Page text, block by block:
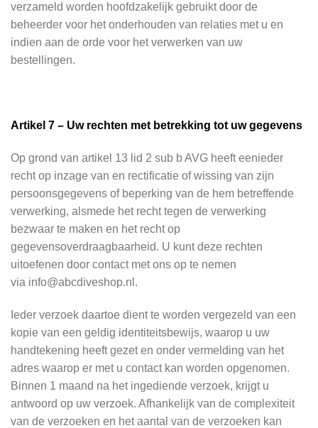
verzameld worden hoofdzakelijk gebruikt door de
beheerder voor het onderhouden van relaties met u en
indien aan de orde voor het verwerken van uw
bestellingen.
Artikel 7 – Uw rechten met betrekking tot uw gegevens
Op grond van artikel 13 lid 2 sub b AVG heeft eenieder
recht op inzage van en rectificatie of wissing van zijn
persoonsgegevens of beperking van de hem betreffende
verwerking, alsmede het recht tegen de verwerking
bezwaar te maken en het recht op
gegevensoverdraagbaarheid. U kunt deze rechten
uitoefenen door contact met ons op te nemen
via info@abcdiveshop.nl.
Ieder verzoek daartoe dient te worden vergezeld van een
kopie van een geldig identiteitsbewijs, waarop u uw
handtekening heeft gezet en onder vermelding van het
adres waarop er met u contact kan worden opgenomen.
Binnen 1 maand na het ingediende verzoek, krijgt u
antwoord op uw verzoek. Afhankelijk van de complexiteit
van de verzoeken en het aantal van de verzoeken kan